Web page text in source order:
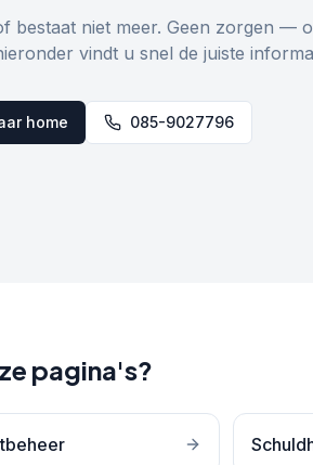
bestaat niet meer. Geen zorgen —
vindt u snel de juiste
home 085-9027796
pagina's?